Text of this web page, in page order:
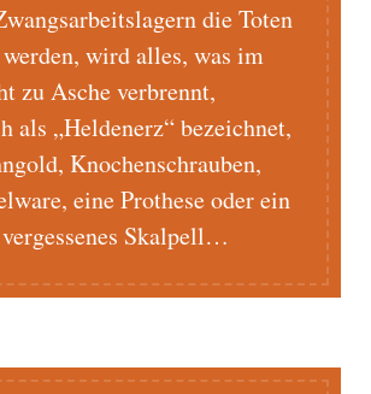
die Toten
wird alles, was im
zu Asche verbrennt,
als „Heldenerz“ bezeichnet,
Knochenschrauben,
eine Prothese oder ein
Skalpell…